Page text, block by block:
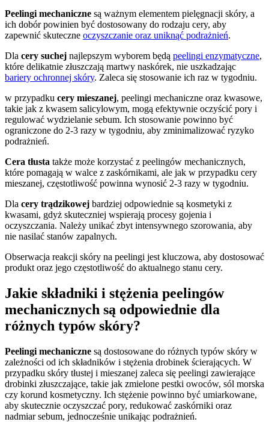
Peelingi mechaniczne są ważnym elementem pielęgnacji skóry, a
ich dobór powinien być dostosowany do rodzaju cery, aby
zapewnić skuteczne oczyszczanie oraz uniknąć podrażnień.
Dla cery suchej najlepszym wyborem będą peelingi enzymatyczne,
które delikatnie złuszczają martwy naskórek, nie uszkadzając
bariery ochronnej skóry. Zaleca się stosowanie ich raz w tygodniu.
w przypadku cery mieszanej, peelingi mechaniczne oraz kwasowe,
takie jak z kwasem salicylowym, mogą efektywnie oczyścić pory i
regulować wydzielanie sebum. Ich stosowanie powinno być
ograniczone do 2-3 razy w tygodniu, aby zminimalizować ryzyko
podrażnień.
Cera tłusta także może korzystać z peelingów mechanicznych,
które pomagają w walce z zaskórnikami, ale jak w przypadku cery
mieszanej, częstotliwość powinna wynosić 2-3 razy w tygodniu.
Dla cery trądzikowej bardziej odpowiednie są kosmetyki z
kwasami, gdyż skuteczniej wspierają procesy gojenia i
oczyszczania. Należy unikać zbyt intensywnego szorowania, aby
nie nasilać stanów zapalnych.
Obserwacja reakcji skóry na peelingi jest kluczowa, aby dostosować
produkt oraz jego częstotliwość do aktualnego stanu cery.
Jakie składniki i stężenia peelingów
mechanicznych są odpowiednie dla
różnych typów skóry?
Peelingi mechaniczne są dostosowane do różnych typów skóry w
zależności od ich składników i stężenia drobinek ścierających. W
przypadku skóry tłustej i mieszanej zaleca się peelingi zawierające
drobinki złuszczające, takie jak zmielone pestki owoców, sól morska
czy korund kosmetyczny. Ich stężenie powinno być umiarkowane,
aby skutecznie oczyszczać pory, redukować zaskórniki oraz
nadmiar sebum, jednocześnie unikając podrażnień.